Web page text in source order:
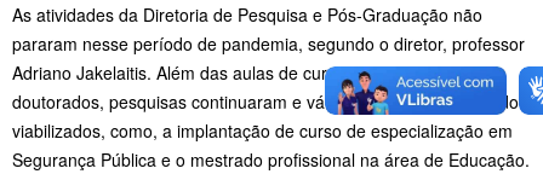
As atividades da Diretoria de Pesquisa e Pós-Graduação não
pararam nesse período de pandemia, segundo o diretor, professor
Adriano Jakelaitis. Além das aulas de cursos de mestrados e
doutorados, pesquisas continuaram e vários projetos estão sendo
viabilizados, como, a implantação de curso de especialização em
Segurança Pública e o mestrado profissional na área de Educação.